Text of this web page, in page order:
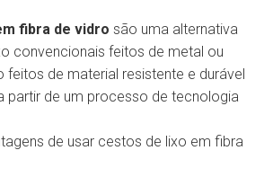
fibra de vidro são uma alternativa
convencionais feitos de metal ou
feitos de material resistente e durável
partir de um processo de tecnologia
de usar cestos de lixo em fibra